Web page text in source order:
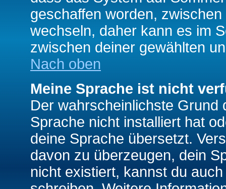
geschaffen worden,
wechseln, daher kann es im
zwischen deiner gewählten
Nach oben
Meine Sprache ist nicht
Der wahrscheinlichste Grund
Sprache nicht installiert hat
deine Sprache übersetzt.
davon zu überzeugen, dein
nicht existiert, kannst du